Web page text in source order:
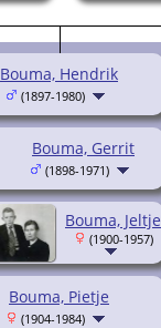
Bouma, Hendrik
(1897-1980)
Bouma, Gerrit
(1898-1971)
Bouma, Jeltje
(1900-1957)
Bouma, Pietje
(1904-1984)